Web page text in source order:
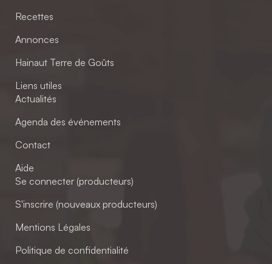
Recettes
Annonces
Hainaut Terre de Goûts
Liens utiles
Actualités
Agenda des événements
Contact
Aide
Se connecter (producteurs)
S'inscrire (nouveaux producteurs)
Mentions Légales
Politique de confidentialité